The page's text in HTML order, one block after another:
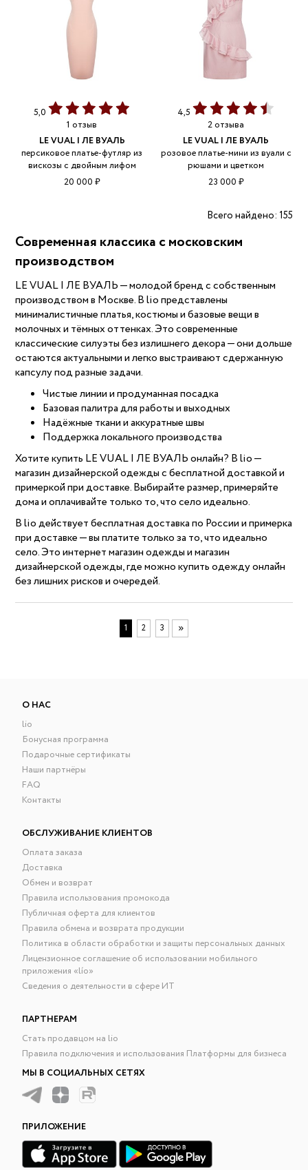
5,0
1 отзыв
LE VUAL | ЛЕ ВУАЛЬ
персиковое платье-футляр из
вискозы с двойным лифом
20 000 ₽
4,5
2 отзыва
LE VUAL | ЛЕ ВУАЛЬ
розовое платье-мини из вуали с
рюшами и цветком
23 000 ₽
Всего найдено: 155
Современная классика с московским
производством
LE VUAL | ЛЕ ВУАЛЬ — молодой бренд с собственным
производством в Москве. В lio представлены
минималистичные платья, костюмы и базовые вещи в
молочных и тёмных оттенках. Это современные
классические силуэты без излишнего декора — они дольше
остаются актуальными и легко выстраивают сдержанную
капсулу под разные задачи.
Чистые линии и продуманная посадка
Базовая палитра для работы и выходных
Надёжные ткани и аккуратные швы
Поддержка локального производства
Хотите купить LE VUAL | ЛЕ ВУАЛЬ онлайн? В lio —
магазин дизайнерской одежды с бесплатной доставкой и
примеркой при доставке. Выбирайте размер, примеряйте
дома и оплачивайте только то, что село идеально.
В lio действует бесплатная доставка по России и примерка
при доставке — вы платите только за то, что идеально
село. Это интернет магазин одежды и магазин
дизайнерской одежды, где можно купить одежду онлайн
без лишних рисков и очередей.
1 2 3
О НАС
lio
Бонусная программа
Подарочные сертификаты
Наши партнёры
FAQ
Контакты
ОБСЛУЖИВАНИЕ КЛИЕНТОВ
Оплата заказа
Доставка
Обмен и возврат
Правила использования промокода
Публичная оферта для клиентов
Правила обмена и возврата продукции
Политика в области обработки и защиты персональных данных
Лицензионное соглашение об использовании мобильного
приложения «lío»
Сведения о деятельности в сфере ИТ
ПАРТНЕРАМ
Стать продавцом на lio
Правила подключения и использования Платформы для бизнеса
МЫ В СОЦИАЛЬНЫХ СЕТЯХ
ПРИЛОЖЕНИЕ